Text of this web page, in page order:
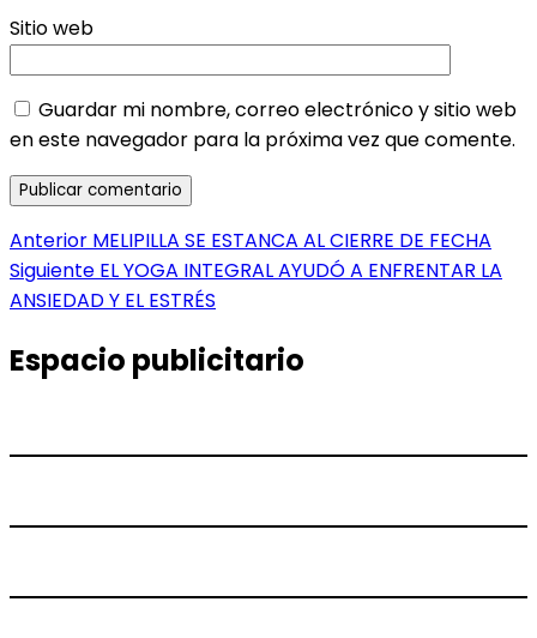
Sitio web
Guardar mi nombre, correo electrónico y sitio web
en este navegador para la próxima vez que comente.
Navegación
de
Anterior Entrada
anterior:
MELIPILLA SE ESTANCA AL CIERRE DE FECHA
Siguiente Entrada
siguiente:
EL YOGA INTEGRAL AYUDÓ A ENFRENTAR LA
ANSIEDAD Y EL ESTRÉS
Espacio publicitario